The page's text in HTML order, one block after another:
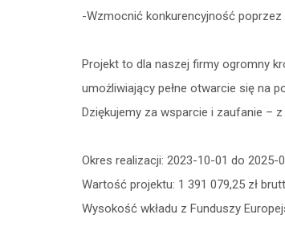
-Wzmocnić konkurencyjność
Projekt to dla naszej firmy ogromny
umożliwiający pełne otwarcie się na
Dziękujemy za wsparcie i zaufanie –
Okres realizacji: 2023-10-01 do 2025-
Wartość projektu: 1 391 079,25 zł
Wysokość wkładu z Funduszy